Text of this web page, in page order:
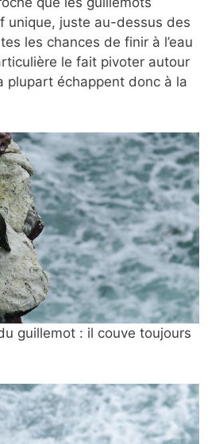
unique, juste au-dessus des
les chances de finir à l’eau
le fait pivoter autour
plupart échappent donc à la
guillemot : il couve toujours